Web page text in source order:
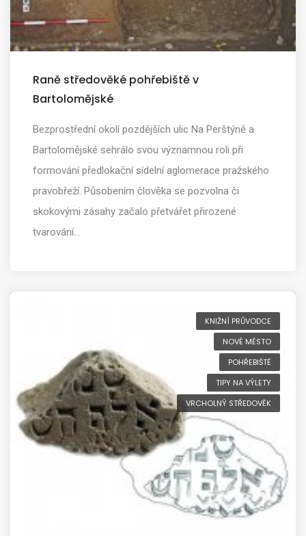
Raně středověké pohřebiště v
Bartolomějské
Bezprostřední okolí pozdějších ulic Na Perštýně a
Bartolomějské sehrálo svou významnou roli při
formování předlokační sídelní aglomerace pražského
pravobřeží. Působením člověka se pozvolna či
skokovými zásahy začalo přetvářet přirozené
tvarování…
KNIŽNÍ PRŮVODCE
NOVÉ MĚSTO
POHŘEBIŠTĚ
TIPY NA VÝLETY
VRCHOLNÝ STŘEDOVĚK